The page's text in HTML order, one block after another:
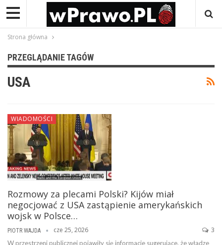
Strona główna
PRZEGLĄDANIE TAGÓW
USA
WIADOMOŚCI
Rozmowy za plecami Polski? Kijów miał
negocjować z USA zastąpienie amerykańskich
wojsk w Polsce…
PIOTR WAJDA cze 25, 2026 3
W przestrzeni publicznej pojawiły się informacje sugerujące, że władze